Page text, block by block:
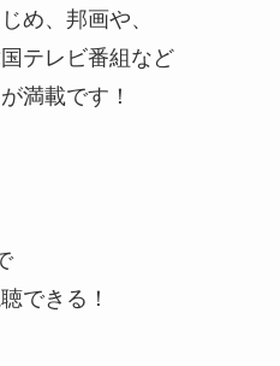
め、邦画や、
テレビ番組など
満載です！
できる！